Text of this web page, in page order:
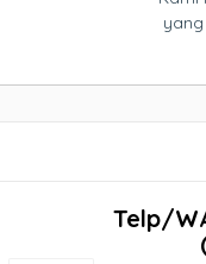
Telp/